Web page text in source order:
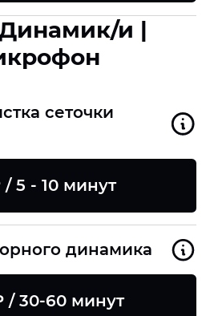
и |
сеточки
5 - 10 минут
динамика
/ 30-60 минут